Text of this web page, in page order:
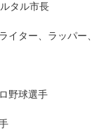
タル市長
イター、ラッパー、
ロ野球選手